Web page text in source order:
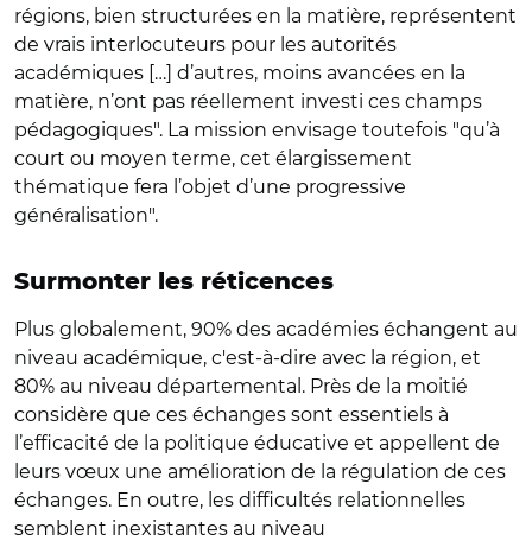
régions, bien structurées en la matière, représentent
de vrais interlocuteurs pour les autorités
académiques […] d’autres, moins avancées en la
matière, n’ont pas réellement investi ces champs
pédagogiques". La mission envisage toutefois "qu’à
court ou moyen terme, cet élargissement
thématique fera l’objet d’une progressive
généralisation".
Surmonter les réticences
Plus globalement, 90% des académies échangent au
niveau académique, c'est-à-dire avec la région, et
80% au niveau départemental. Près de la moitié
considère que ces échanges sont essentiels à
l’efficacité de la politique éducative et appellent de
leurs vœux une amélioration de la régulation de ces
échanges. En outre, les difficultés relationnelles
semblent inexistantes au niveau